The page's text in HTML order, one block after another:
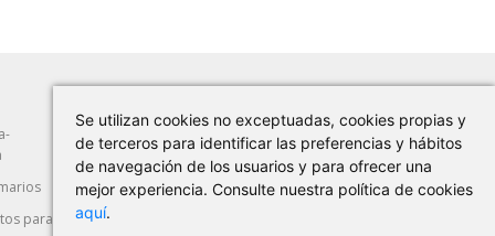
Se utilizan cookies no exceptuadas, cookies propias y
de terceros para identificar las preferencias y hábitos
de navegación de los usuarios y para ofrecer una
mejor experiencia. Consulte nuestra política de cookies
aquí.
Abrasión Herramientas Manuales
Máquina-Herramienta
Corte y Deformación
para
Seguridad Laboral